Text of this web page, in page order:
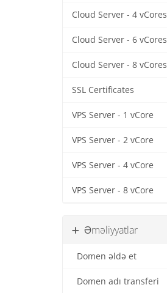
Cloud Server - 4 vCores
Cloud Server - 6 vCores
Cloud Server - 8 vCores
SSL Certificates
VPS Server - 1 vCore
VPS Server - 2 vCore
VPS Server - 4 vCore
VPS Server - 8 vCore
Əməliyyatlar
Domen əldə et
Domen adı transferi